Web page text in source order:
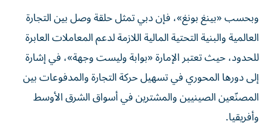
وبحسب «بينغ بونغ»، فإن دبي تمثل حلقة وصل بين التجارة
العالمية والبنية التحتية المالية اللازمة لدعم المعاملات العابرة
للحدود، حيث تعتبر الإمارة «بوابة وليست وجهة»، في إشارة
إلى دورها المحوري في تسهيل حركة التجارة والمدفوعات بين
المصنّعين الصينيين والمشترين في أسواق الشرق الأوسط
وأفريقيا.